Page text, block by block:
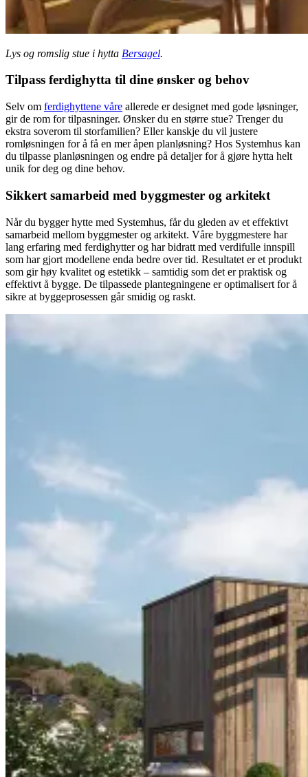
Lys og romslig stue i hytta Bersagel.
Tilpass ferdighytta til dine ønsker og behov
Selv om ferdighyttene våre allerede er designet med gode løsninger,
gir de rom for tilpasninger. Ønsker du en større stue? Trenger du
ekstra soverom til storfamilien? Eller kanskje du vil justere
romløsningen for å få en mer åpen planløsning? Hos Systemhus kan
du tilpasse planløsningen og endre på detaljer for å gjøre hytta helt
unik for deg og dine behov.
Sikkert samarbeid med byggmester og arkitekt
Når du bygger hytte med Systemhus, får du gleden av et effektivt
samarbeid mellom byggmester og arkitekt. Våre byggmestere har
lang erfaring med ferdighytter og har bidratt med verdifulle innspill
som har gjort modellene enda bedre over tid. Resultatet er et produkt
som gir høy kvalitet og estetikk – samtidig som det er praktisk og
effektivt å bygge. De tilpassede plantegningene er optimalisert for å
sikre at byggeprosessen går smidig og raskt.